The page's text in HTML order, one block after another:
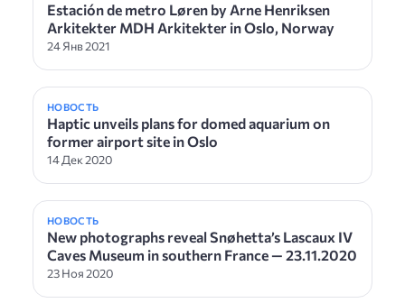
Estación de metro Løren by Arne Henriksen
Arkitekter MDH Arkitekter in Oslo, Norway
24 Янв 2021
НОВОСТЬ
Haptic unveils plans for domed aquarium on
former airport site in Oslo
14 Дек 2020
НОВОСТЬ
New photographs reveal Snøhetta’s Lascaux IV
Caves Museum in southern France — 23.11.2020
23 Ноя 2020